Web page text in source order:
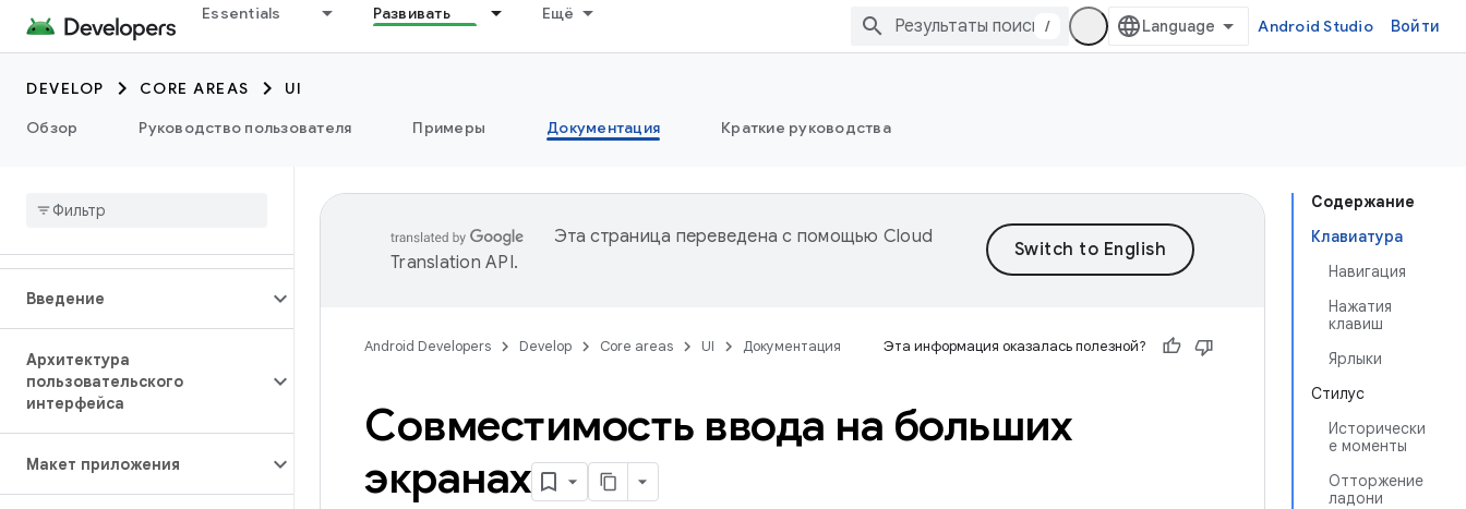
Essentials Развивать Ещё
/ Android Studio Войти
DEVELOP CORE AREAS
UI
Обзор
Руководство пользователя Примеры Документация Краткие руководства
Введение
Архитектура
пользовательского
интерфейса
Макет приложения
Содержание
Клавиатура
Навигация
Нажатия
клавиш
Ярлыки
Стилус
Исторически
е моменты
Отторжение
ладони
Эта страница переведена с помощью Cloud
Translation API.
Android Developers Develop Core areas UI Документация Эта информация оказалась полезной?
Совместимость ввода на больших
экранах